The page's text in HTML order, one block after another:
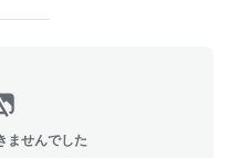
ませんでした